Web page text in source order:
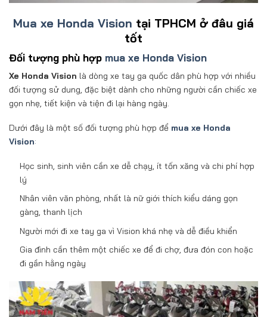
Mua xe Honda Vision tại TPHCM ở đâu giá
tốt
Đối tượng phù hợp mua xe Honda Vision
Xe Honda Vision là dòng xe tay ga quốc dân phù hợp với nhiều
đối tượng sử dung, đặc biệt dành cho những người cần chiếc xe
gọn nhẹ, tiết kiện và tiện đi lại hàng ngày.
Dưới đây là một số đối tượng phù hợp để mua xe Honda
Vision:
Học sinh, sinh viên cần xe dễ chạy, ít tốn xăng và chi phí hợp
lý
Nhân viên văn phòng, nhất là nữ giới thích kiểu dáng gọn
gàng, thanh lịch
Người mới đi xe tay ga vì Vision khá nhẹ và dễ điều khiển
Gia đình cần thêm một chiếc xe để đi chợ, đưa đón con hoặc
đi gần hằng ngày